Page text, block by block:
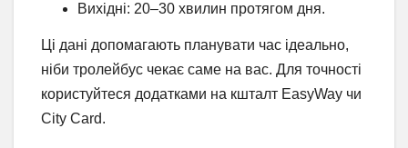
Вихідні: 20–30 хвилин протягом дня.
Ці дані допомагають планувати час ідеально,
ніби тролейбус чекає саме на вас. Для точності
користуйтеся додатками на кшталт EasyWay чи
City Card.